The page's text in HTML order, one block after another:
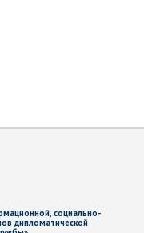
социально-
дипломатической